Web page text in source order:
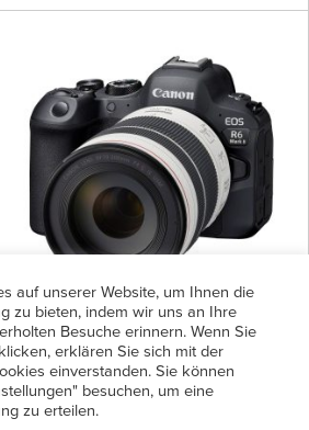
R6 auf Speed
Die neue EOS R6 Mark II ist die bisher
schnellste spiegellose Vollformatkamera
PF Publishing GmbH
TIPA
GmbH. All rights
reserved.
Nach oben
Shop
Zahlungsarten
Datenschutz
Newsletter-Anmeldung
kündigen
Mein Account
auf unserer Website, um Ihnen die
zu bieten, indem wir uns an Ihre
Besuche erinnern. Wenn Sie
erklären Sie sich mit der
einverstanden. Sie können
besuchen, um eine
zu erteilen.